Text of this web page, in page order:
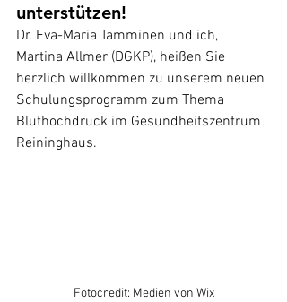
unterstützen!
Dr. Eva-Maria Tamminen und ich,
Martina Allmer (DGKP), heißen Sie
herzlich willkommen zu unserem neuen
Schulungsprogramm zum Thema
Bluthochdruck im Gesundheitszentrum
Reininghaus.
Fotocredit: Medien von Wix